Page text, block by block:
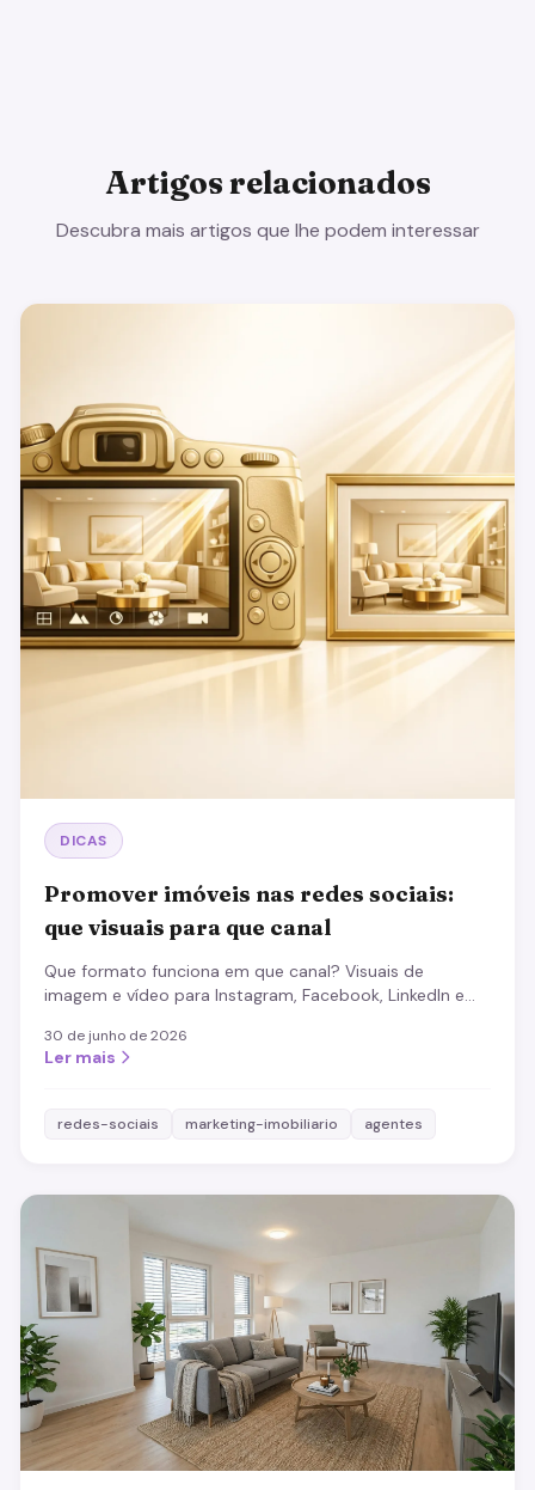
Artigos relacionados
Descubra mais artigos que lhe podem interessar
DICAS
Promover imóveis nas redes sociais:
que visuais para que canal
Que formato funciona em que canal? Visuais de
imagem e vídeo para Instagram, Facebook, LinkedIn e
30 de junho de 2026
Ler mais
redes-sociais marketing-imobiliario agentes